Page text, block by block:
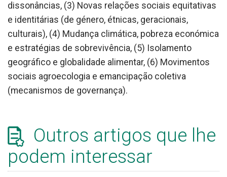
dissonâncias, (3) Novas relações sociais equitativas
e identitárias (de género, étnicas, geracionais,
culturais), (4) Mudança climática, pobreza económica
e estratégias de sobrevivência, (5) Isolamento
geográfico e globalidade alimentar, (6) Movimentos
sociais agroecologia e emancipação coletiva
(mecanismos de governança).
Outros artigos que lhe
podem interessar